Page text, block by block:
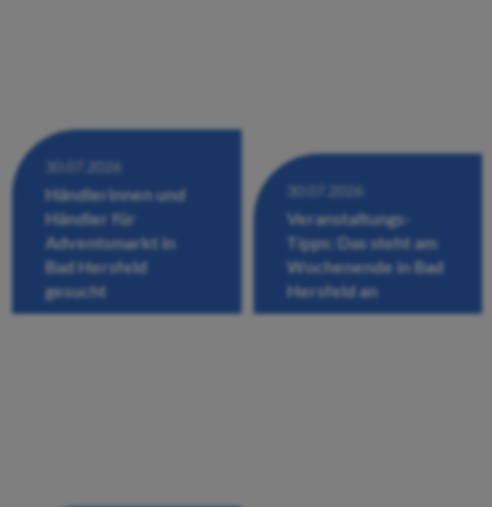
30.07.2026
Händlerinnen und
Händler für
Adventsmarkt in
Bad Hersfeld
gesucht
30.07.2026
Veranstaltungs-
Tipps: Das steht am
Wochenende in Bad
Hersfeld an